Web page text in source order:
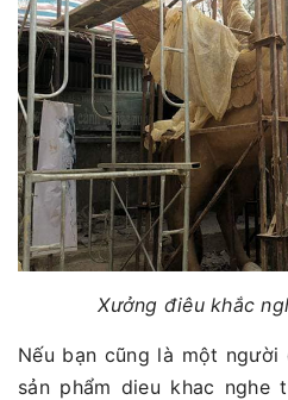
Xưởng điêu khắc
Nếu bạn cũng là một
sản phẩm dieu khac nghe